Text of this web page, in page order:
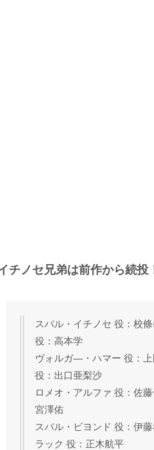
チノセ兄弟は前作から続投
スバル・イチノセ 役：校
役：高本学
ヴォルガ―・ハマー 役：
役：出口亜梨沙
ロメオ・アルファ 役：佐
宮澤佑
スバル・ビヨンド 役：伊
ラック 役：正木航平